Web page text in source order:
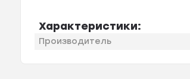
Характеристики:
Производитель